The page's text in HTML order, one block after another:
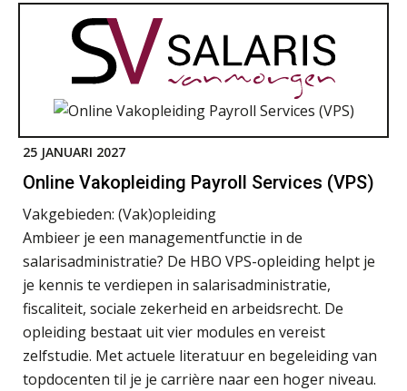
25 JANUARI 2027
Online Vakopleiding Payroll Services (VPS)
Vakgebieden: (Vak)opleiding
Ambieer je een managementfunctie in de
salarisadministratie? De HBO VPS-opleiding helpt je
je kennis te verdiepen in salarisadministratie,
fiscaliteit, sociale zekerheid en arbeidsrecht. De
opleiding bestaat uit vier modules en vereist
zelfstudie. Met actuele literatuur en begeleiding van
topdocenten til je je carrière naar een hoger niveau.